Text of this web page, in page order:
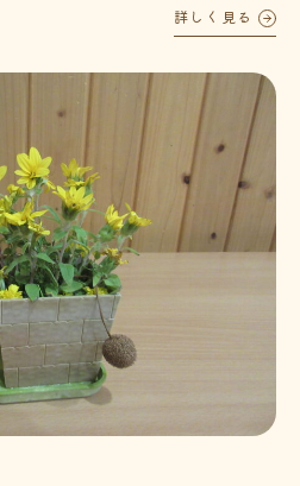
詳しく見る